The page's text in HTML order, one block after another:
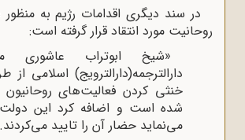
در سند دیگری اقدامات رژیم به
روحانیت مورد انتقاد قرار گرفته است:
«شیخ ابوتراب
دارالترجمه(دارالترویج) اسلامی
خنثی کردن فعالیت‌های
شده است و اضافه کرد این
می‌نماید حضار آن را تایید